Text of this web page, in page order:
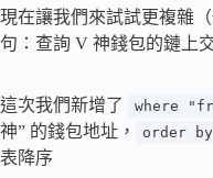
現在讓我們來試試更複雜
句：查詢 V 神錢包的鏈上
這次我們新增了 where
神” 的錢包地址，
order by
表降序